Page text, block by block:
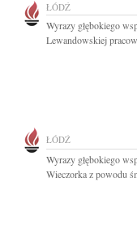
ŁÓDŹ
Wyrazy głębokiego
Lewandowskiej
ŁÓDŹ
Wyrazy głębokiego
Wieczorka z powodu